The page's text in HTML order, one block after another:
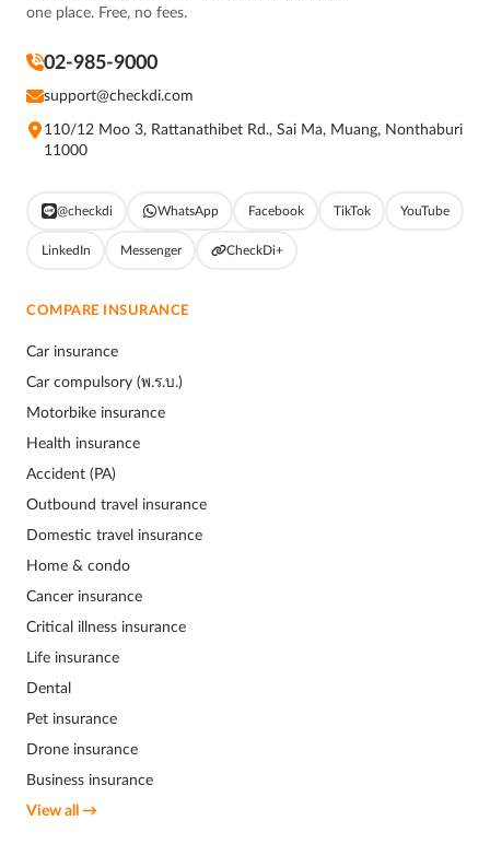
one place. Free, no fees.
02-985-9000
support@checkdi.com
110/12 Moo 3, Rattanathibet Rd., Sai Ma, Muang, Nonthaburi
11000
@checkdi WhatsApp Facebook TikTok YouTube
LinkedIn Messenger CheckDi+
COMPARE INSURANCE
Car insurance
Car compulsory (พ.ร.บ.)
Motorbike insurance
Health insurance
Accident (PA)
Outbound travel insurance
Domestic travel insurance
Home & condo
Cancer insurance
Critical illness insurance
Life insurance
Dental
Pet insurance
Drone insurance
Business insurance
View all →